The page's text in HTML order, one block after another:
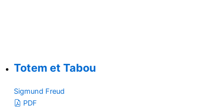
Totem et Tabou
Sigmund Freud
PDF